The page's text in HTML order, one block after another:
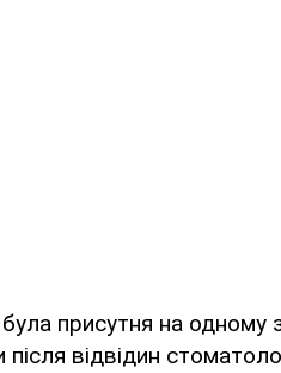
присутня на одному
відвідин